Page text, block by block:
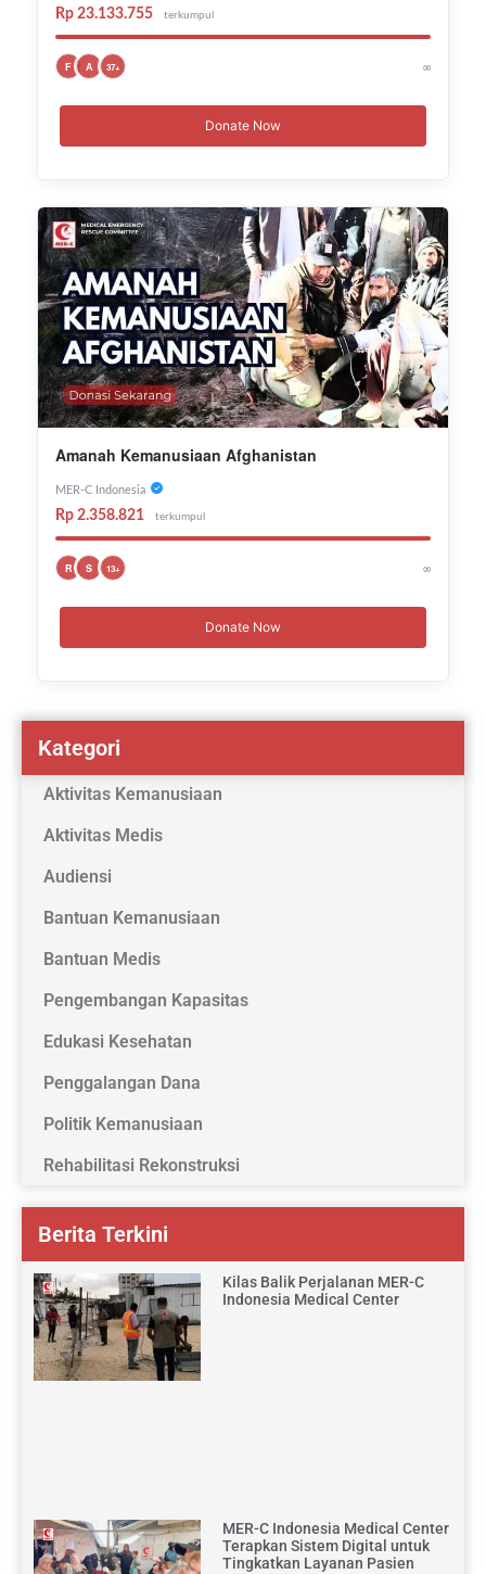
Kategori
Aktivitas Kemanusiaan
Aktivitas Medis
Audiensi
Bantuan Kemanusiaan
Bantuan Medis
Pengembangan Kapasitas
Edukasi Kesehatan
Penggalangan Dana
Politik Kemanusiaan
Rehabilitasi Rekonstruksi
Berita Terkini
Kilas Balik Perjalanan MER-C
Indonesia Medical Center
MER-C Indonesia Medical Center
Terapkan Sistem Digital untuk
Tingkatkan Layanan Pasien
Rp 23.133.755 terkumpul
F A 37+ ∞
Donate Now
Amanah Kemanusiaan Afghanistan
MER-C Indonesia
Rp 2.358.821 terkumpul
R S 13+ ∞
Donate Now